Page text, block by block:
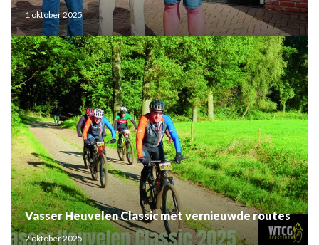
1 oktober 2025
Vasser Heuvelen Classic met vernieuwde routes
2 oktober 2025